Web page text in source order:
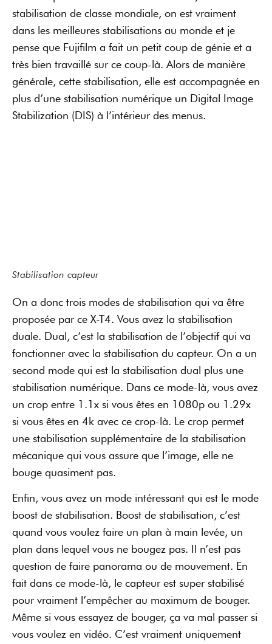
stabilisation de classe mondiale, on est vraiment
dans les meilleures stabilisations au monde et je
pense que Fujifilm a fait un petit coup de génie et a
très bien travaillé sur ce coup-là. Alors de manière
générale, cette stabilisation, elle est accompagnée en
plus d’une stabilisation numérique un Digital Image
Stabilization (DIS) à l’intérieur des menus.
Stabilisation capteur
On a donc trois modes de stabilisation qui va être
proposée par ce X-T4. Vous avez la stabilisation
duale. Dual, c’est la stabilisation de l’objectif qui va
fonctionner avec la stabilisation du capteur. On a un
second mode qui est la stabilisation dual plus une
stabilisation numérique. Dans ce mode-là, vous avez
un crop entre 1.1x si vous êtes en 1080p ou 1.29x
si vous êtes en 4k avec ce crop-là. Le crop permet
une stabilisation supplémentaire de la stabilisation
mécanique qui vous assure que l’image, elle ne
bouge quasiment pas.
Enfin, vous avez un mode intéressant qui est le mode
boost de stabilisation. Boost de stabilisation, c’est
quand vous voulez faire un plan à main levée, un
plan dans lequel vous ne bougez pas. Il n’est pas
question de faire panorama ou de mouvement. En
fait dans ce mode-là, le capteur est super stabilisé
pour vraiment l’empêcher au maximum de bouger.
Même si vous essayez de bouger, ça va mal passer si
vous voulez en vidéo. C’est vraiment uniquement